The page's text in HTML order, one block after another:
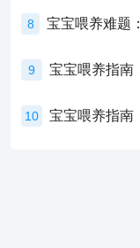
8
9 宝宝喂养指南
10 宝宝喂养指南